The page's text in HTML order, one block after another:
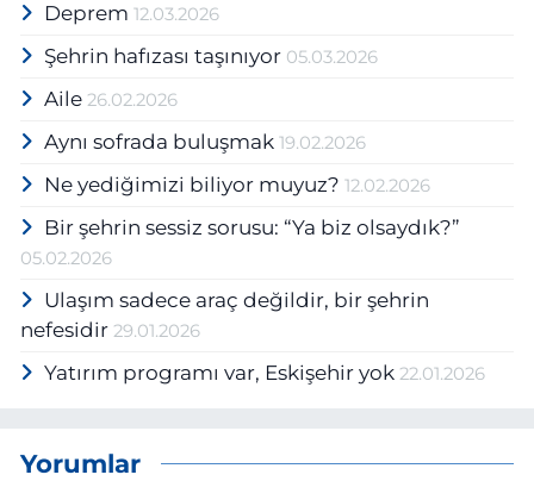
Deprem 12.03.2026
Şehrin hafızası taşınıyor 05.03.2026
Aile 26.02.2026
Aynı sofrada buluşmak 19.02.2026
Ne yediğimizi biliyor muyuz? 12.02.2026
Bir şehrin sessiz sorusu: “Ya biz olsaydık?”
05.02.2026
Ulaşım sadece araç değildir, bir şehrin
nefesidir 29.01.2026
Yatırım programı var, Eskişehir yok 22.01.2026
Yorumlar